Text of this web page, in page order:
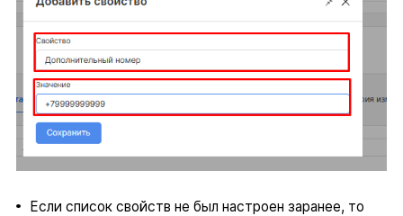
Если список свойств не был настроен заранее, то